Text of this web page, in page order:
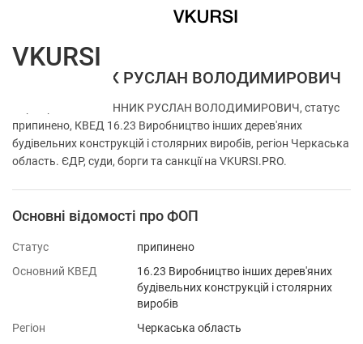
ФОП ЛИННИК РУСЛАН ВОЛОДИМИРОВИЧ
Перевірка ФОП ЛИННИК РУСЛАН ВОЛОДИМИРОВИЧ, статус
припинено, КВЕД 16.23 Виробництво інших дерев'яних
будівельних конструкцій і столярних виробів, регіон Черкаська
область. ЄДР, суди, борги та санкції на VKURSI.PRO.
Основні відомості про ФОП
Статус
припинено
Основний КВЕД
16.23 Виробництво інших дерев'яних
будівельних конструкцій і столярних
виробів
Регіон
Черкаська область
VKURSI